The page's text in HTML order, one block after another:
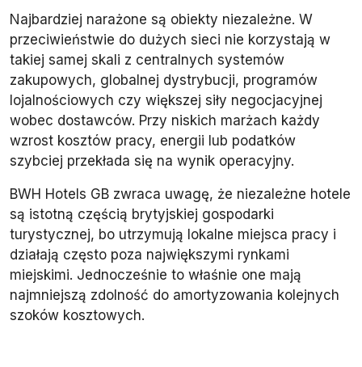
Najbardziej narażone są obiekty niezależne. W
przeciwieństwie do dużych sieci nie korzystają w
takiej samej skali z centralnych systemów
zakupowych, globalnej dystrybucji, programów
lojalnościowych czy większej siły negocjacyjnej
wobec dostawców. Przy niskich marżach każdy
wzrost kosztów pracy, energii lub podatków
szybciej przekłada się na wynik operacyjny.
BWH Hotels GB zwraca uwagę, że niezależne hotele
są istotną częścią brytyjskiej gospodarki
turystycznej, bo utrzymują lokalne miejsca pracy i
działają często poza największymi rynkami
miejskimi. Jednocześnie to właśnie one mają
najmniejszą zdolność do amortyzowania kolejnych
szoków kosztowych.